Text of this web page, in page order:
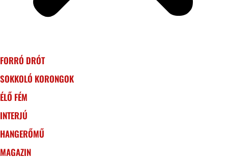
FORRÓ DRÓT
SOKKOLÓ KORONGOK
ÉLŐ FÉM
INTERJÚ
HANGERŐMŰ
MAGAZIN